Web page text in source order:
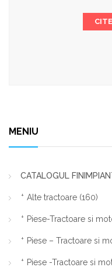
MENIU
CATALOGUL
Alte tractoare (160)
Piese-Tractoare si
Piese – Tractoare si
Piese -Tractoare si